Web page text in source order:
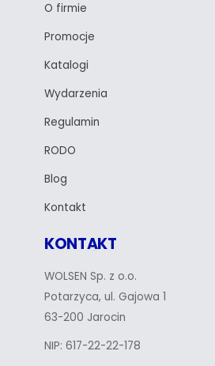
O firmie
Promocje
Katalogi
Wydarzenia
Regulamin
RODO
Blog
Kontakt
KONTAKT
WOLSEN Sp. z o.o.
Potarzyca, ul. Gajowa 1
63-200 Jarocin
NIP: 617-22-22-178